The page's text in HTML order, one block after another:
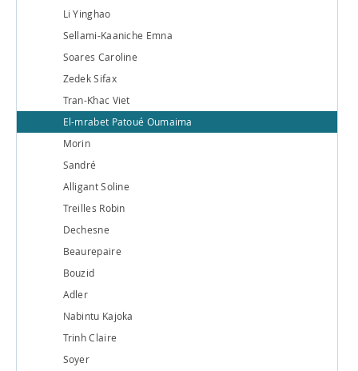
Li Yinghao
Sellami-Kaaniche Emna
Soares Caroline
Zedek Sifax
Tran-Khac Viet
El-mrabet Patoué Oumaima
Morin
Sandré
Alligant Soline
Treilles Robin
Dechesne
Beaurepaire
Bouzid
Adler
Nabintu Kajoka
Trinh Claire
Soyer